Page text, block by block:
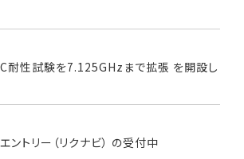
耐性試験を7.125GHzまで拡張 を開設し
トリー（リクナビ） の受付中